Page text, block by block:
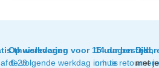
thuislevering
€ 29
Op werkdagen voor 15 uur besteld,
de volgende werkdag in huis
14 dagen tijd
om te
met